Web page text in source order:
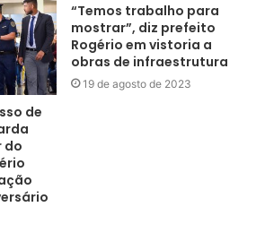
de
do
“Temos trabalho para
mostrar”, diz prefeito
Rogério em vistoria a
obras de infraestrutura
19 de agosto de 2023